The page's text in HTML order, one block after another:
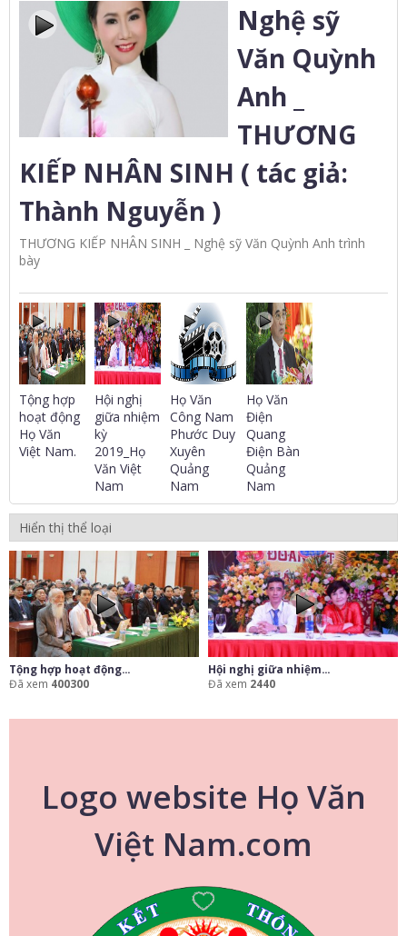
Nghệ sỹ
Văn Quỳnh
Anh _
THƯƠNG
KIẾP NHÂN SINH ( tác giả:
Thành Nguyễn )
THƯƠNG KIẾP NHÂN SINH _ Nghệ sỹ Văn Quỳnh Anh trình
bày
Tộng hợp
hoạt động
Họ Văn
Việt Nam.
Hội nghị
giữa nhiệm
kỳ
2019_Họ
Văn Việt
Nam
Họ Văn
Công Nam
Phước Duy
Xuyên
Quảng
Nam
Họ Văn
Điện
Quang
Điện Bàn
Quảng
Nam
Hiển thị thể loại
Tộng hợp hoạt động...
Đã xem 400300
Hội nghị giữa nhiệm...
Đã xem 2440
Logo website Họ Văn
Việt Nam.com